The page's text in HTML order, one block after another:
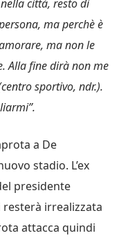
città, resto di
ma perchè è
ma non le
Alla fine dirà non me
sportivo, ndr.).
a De
stadio. L’ex
presidente
irrealizzata
attacca quindi